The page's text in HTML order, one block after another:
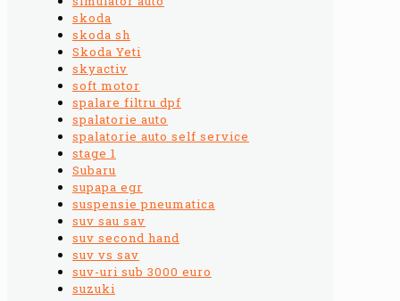
skoda
skoda sh
Skoda Yeti
skyactiv
soft motor
spalare filtru dpf
spalatorie auto
spalatorie auto self service
stage 1
Subaru
supapa egr
suspensie pneumatica
suv sau sav
suv second hand
suv vs sav
suv-uri sub 3000 euro
suzuki